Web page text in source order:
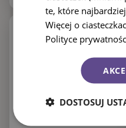
te, które
Więcej o
Polityce
DOSTOSUJ